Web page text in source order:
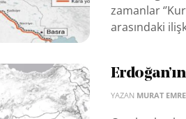
zamanlar
arasındaki
YAZAN MURAT